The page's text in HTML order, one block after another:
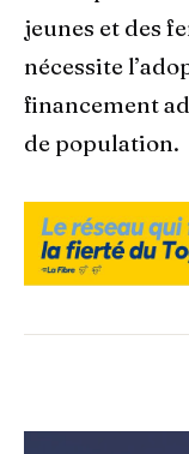
jeunes et des
nécessite
financement
de population.